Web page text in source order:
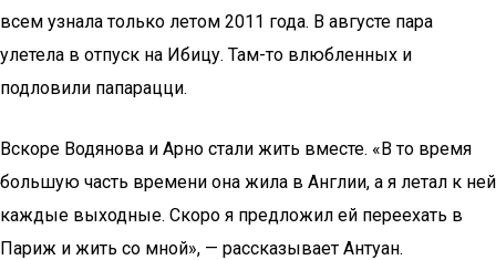
всем узнала только летом 2011 года. В августе пара
улетела в отпуск на Ибицу. Там-то влюбленных и
подловили папарацци.
Вскоре Водянова и Арно стали жить вместе. «В то время
большую часть времени она жила в Англии, а я летал к ней
каждые выходные. Скоро я предложил ей переехать в
Париж и жить со мной», — рассказывает Антуан.